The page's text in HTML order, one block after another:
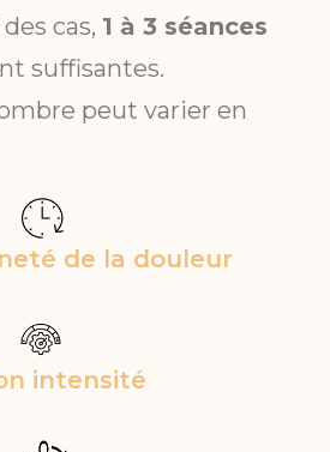
cas, 1 à 3 séances
suffisantes.
peut varier en
de la douleur
intensité